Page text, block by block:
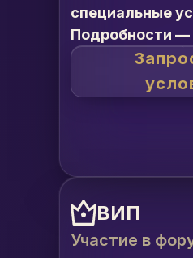
специальные
Подробности —
ВИП
Участие в